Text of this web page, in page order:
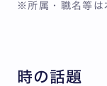
※所属・職名等は
時の話題